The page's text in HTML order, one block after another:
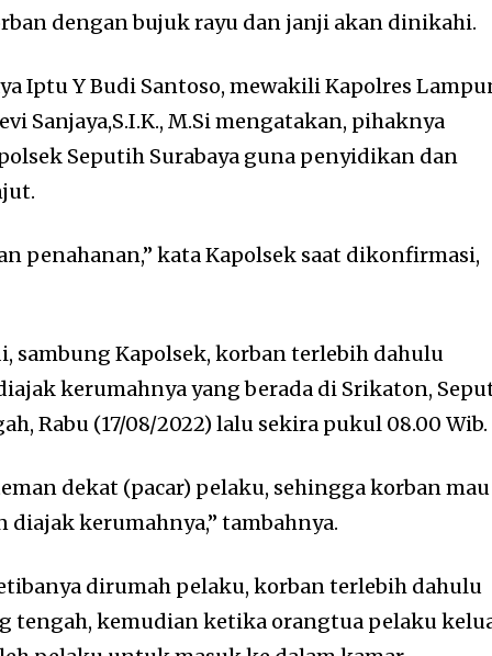
dengan bujuk rayu dan janji akan dinikahi.
Iptu Y Budi Santoso, mewakili Kapolres
Sanjaya,S.I.K., M.Si mengatakan, pihaknya
Seputih Surabaya guna penyidikan dan
penahanan,” kata Kapolsek saat dikonfirmasi,
sambung Kapolsek, korban terlebih dahulu
kerumahnya yang berada di Srikaton,
Rabu (17/08/2022) lalu sekira pukul 08.00 Wib.
dekat (pacar) pelaku, sehingga korban mau
kerumahnya,” tambahnya.
dirumah pelaku, korban terlebih dahulu
tengah, kemudian ketika orangtua pelaku